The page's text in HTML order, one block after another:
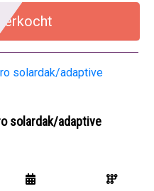
Verkocht
solardak/adaptive